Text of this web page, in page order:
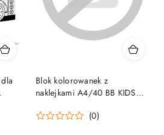
Blok kolorowanek z
naklejkami A4/40 BB KIDS
(0)